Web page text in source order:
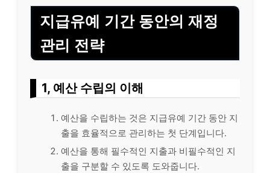
지급유예 기간 동안의 재정
관리 전략
1, 예산 수립의 이해
예산을 수립하는 것은 지급유예 기간 동안 지
출을 효율적으로 관리하는 첫 단계입니다.
예산을 통해 필수적인 지출과 비필수적인 지
출을 구분할 수 있도록 도와줍니다.